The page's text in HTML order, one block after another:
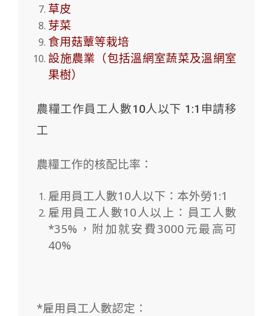
草皮
芽菜
食用菇蕈等栽培
設施農業（包括溫網室蔬菜及溫網室
果樹）
農糧工作員工人數10人以下 1:1申請移
工
農糧工作的核配比率：
雇用員工人數10人以下：本外勞1:1
雇用員工人數10人以上：員工人數
*35%，附加就安費3000元最高可
40%
*雇用員工人數認定：